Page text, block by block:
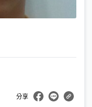
分享